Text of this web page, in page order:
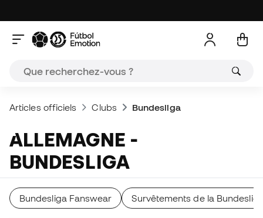
Articles officiels Clubs Bundesliga
ALLEMAGNE -
BUNDESLIGA
Bundesliga Fanswear Survêtements de la